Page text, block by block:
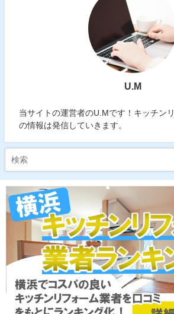
U.M
当サイトの運営者のU.Mです！キッチン
の情報は発信していきます。